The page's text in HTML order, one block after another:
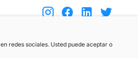
redes sociales. Usted puede aceptar o